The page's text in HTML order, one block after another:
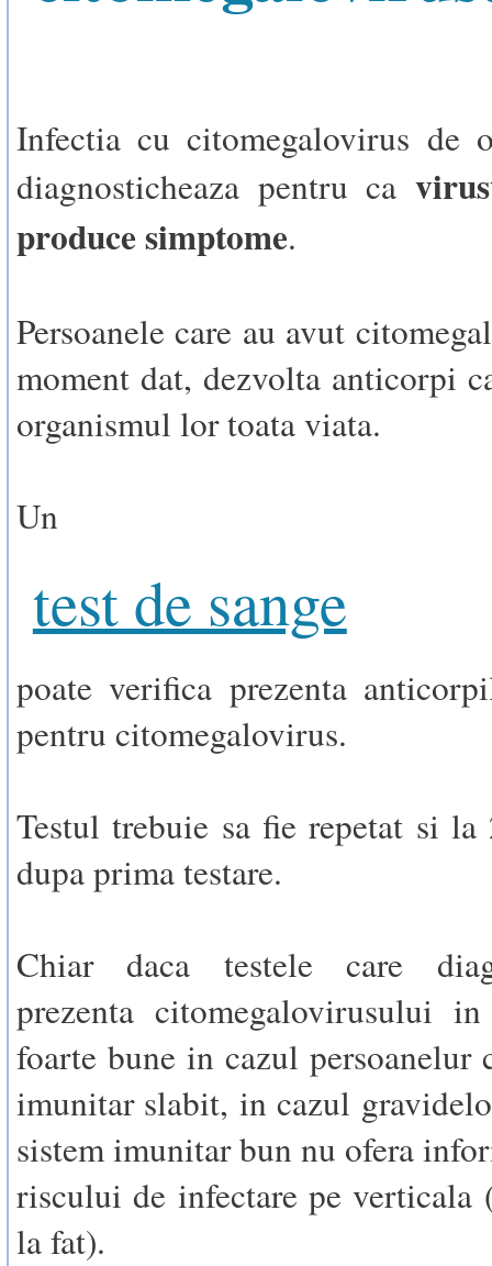
Infectia cu citomegalovirus de
diagnosticheaza pentru ca
produce simptome.
Persoanele care au avut
moment dat, dezvolta anticorpi
organismul lor toata viata.
Un
test de sange
poate verifica prezenta
pentru citomegalovirus.
Testul trebuie sa fie repetat si la
dupa prima testare.
Chiar daca testele care
prezenta citomegalovirusului
foarte bune in cazul persoanelur
imunitar slabit, in cazul
sistem imunitar bun nu ofera
riscului de infectare pe verticala
la fat).